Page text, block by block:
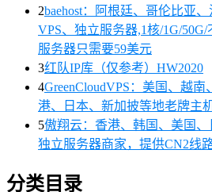
2baehost：阿根廷、哥伦比亚
VPS、独立服务器,1核/1G/
服务器只需要59美元
3红队IP库（仅参考）HW2020
4GreenCloudVPS：美国、越
港、日本、新加披等地老牌主机
5傲翔云：香港、韩国、美国
独立服务器商家，提供CN2线
分类目录